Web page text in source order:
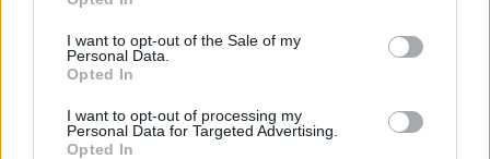
use your data for below specified purposes in below Google
consent section.
I want to opt-out of the Sale of my
Personal Data.
Opted In
I want to opt-out of processing my
Personal Data for Targeted Advertising.
Opted In
Meccs Center